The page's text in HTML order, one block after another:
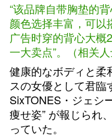
“该品牌自带胸垫的
颜色选择丰富，可以
广告时穿的背心大概
一大卖点”。（相关人
健康的なボディと柔
スの女優として君
SixTONES・ジェシ
痩せ姿” が報じられ
っていた。